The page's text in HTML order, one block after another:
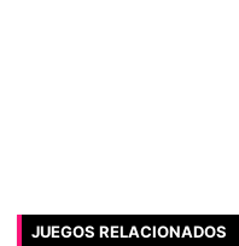
JUEGOS RELACIONADOS